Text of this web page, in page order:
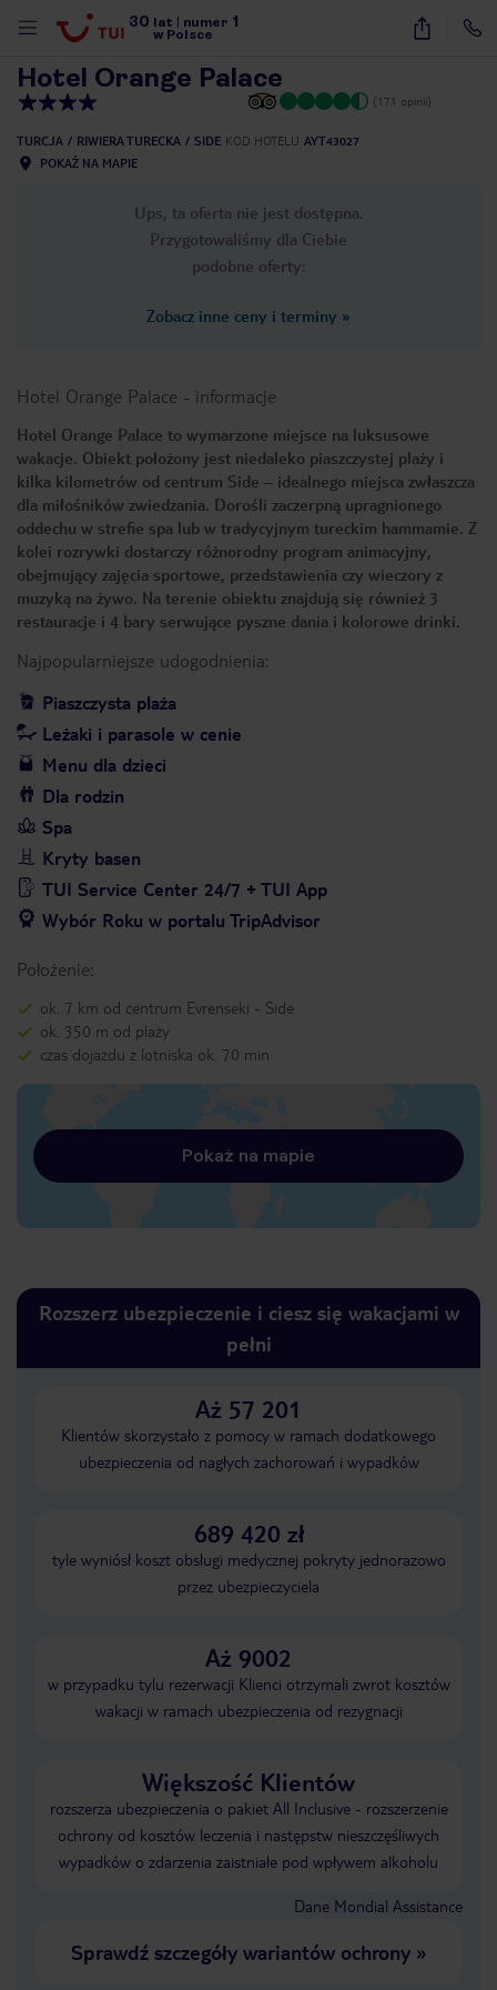
30 lat numer 1
w Polsce
10
Hotel Orange Palace
(171 opinii)
TURCJA RIWIERA TURECKA SIDE KOD HOTELU AYT43027
POKAŻ NA MAPIE
Ups, ta oferta nie jest dostępna.
Przygotowaliśmy dla Ciebie
podobne oferty:
Zobacz inne ceny i terminy »
Hotel Orange Palace - informacje
Hotel Orange Palace to wymarzone miejsce na luksusowe
wakacje. Obiekt położony jest niedaleko piaszczystej plaży i
kilka kilometrów od centrum Side – idealnego miejsca zwłaszcza
dla miłośników zwiedzania. Dorośli zaczerpną upragnionego
oddechu w strefie spa lub w tradycyjnym tureckim hammamie. Z
kolei rozrywki dostarczy różnorodny program animacyjny,
obejmujący zajęcia sportowe, przedstawienia czy wieczory z
muzyką na żywo. Na terenie obiektu znajdują się również 3
restauracje i 4 bary serwujące pyszne dania i kolorowe drinki.
Najpopularniejsze udogodnienia:
Piaszczysta plaża
Leżaki i parasole w cenie
Menu dla dzieci
Dla rodzin
Spa
Kryty basen
TUI Service Center 24/7 + TUI App
Wybór Roku w portalu TripAdvisor
Położenie:
ok. 7 km od centrum Evrenseki - Side
ok. 350 m od plaży
czas dojazdu z lotniska ok. 70 min
Pokaż na mapie
Rozszerz ubezpieczenie i ciesz się wakacjami w
pełni
Aż 57 201
Klientów skorzystało z pomocy w ramach dodatkowego
ubezpieczenia od nagłych zachorowań i wypadków
689 420 zł
tyle wyniósł koszt obsługi medycznej pokryty jednorazowo
przez ubezpieczyciela
Aż 9002
w przypadku tylu rezerwacji Klienci otrzymali zwrot kosztów
wakacji w ramach ubezpieczenia od rezygnacji
Większość Klientów
rozszerza ubezpieczenia o pakiet All Inclusive - rozszerzenie
ochrony od kosztów leczenia i następstw nieszczęśliwych
wypadków o zdarzenia zaistniałe pod wpływem alkoholu
Dane Mondial Assistance
Sprawdź szczegóły wariantów ochrony»